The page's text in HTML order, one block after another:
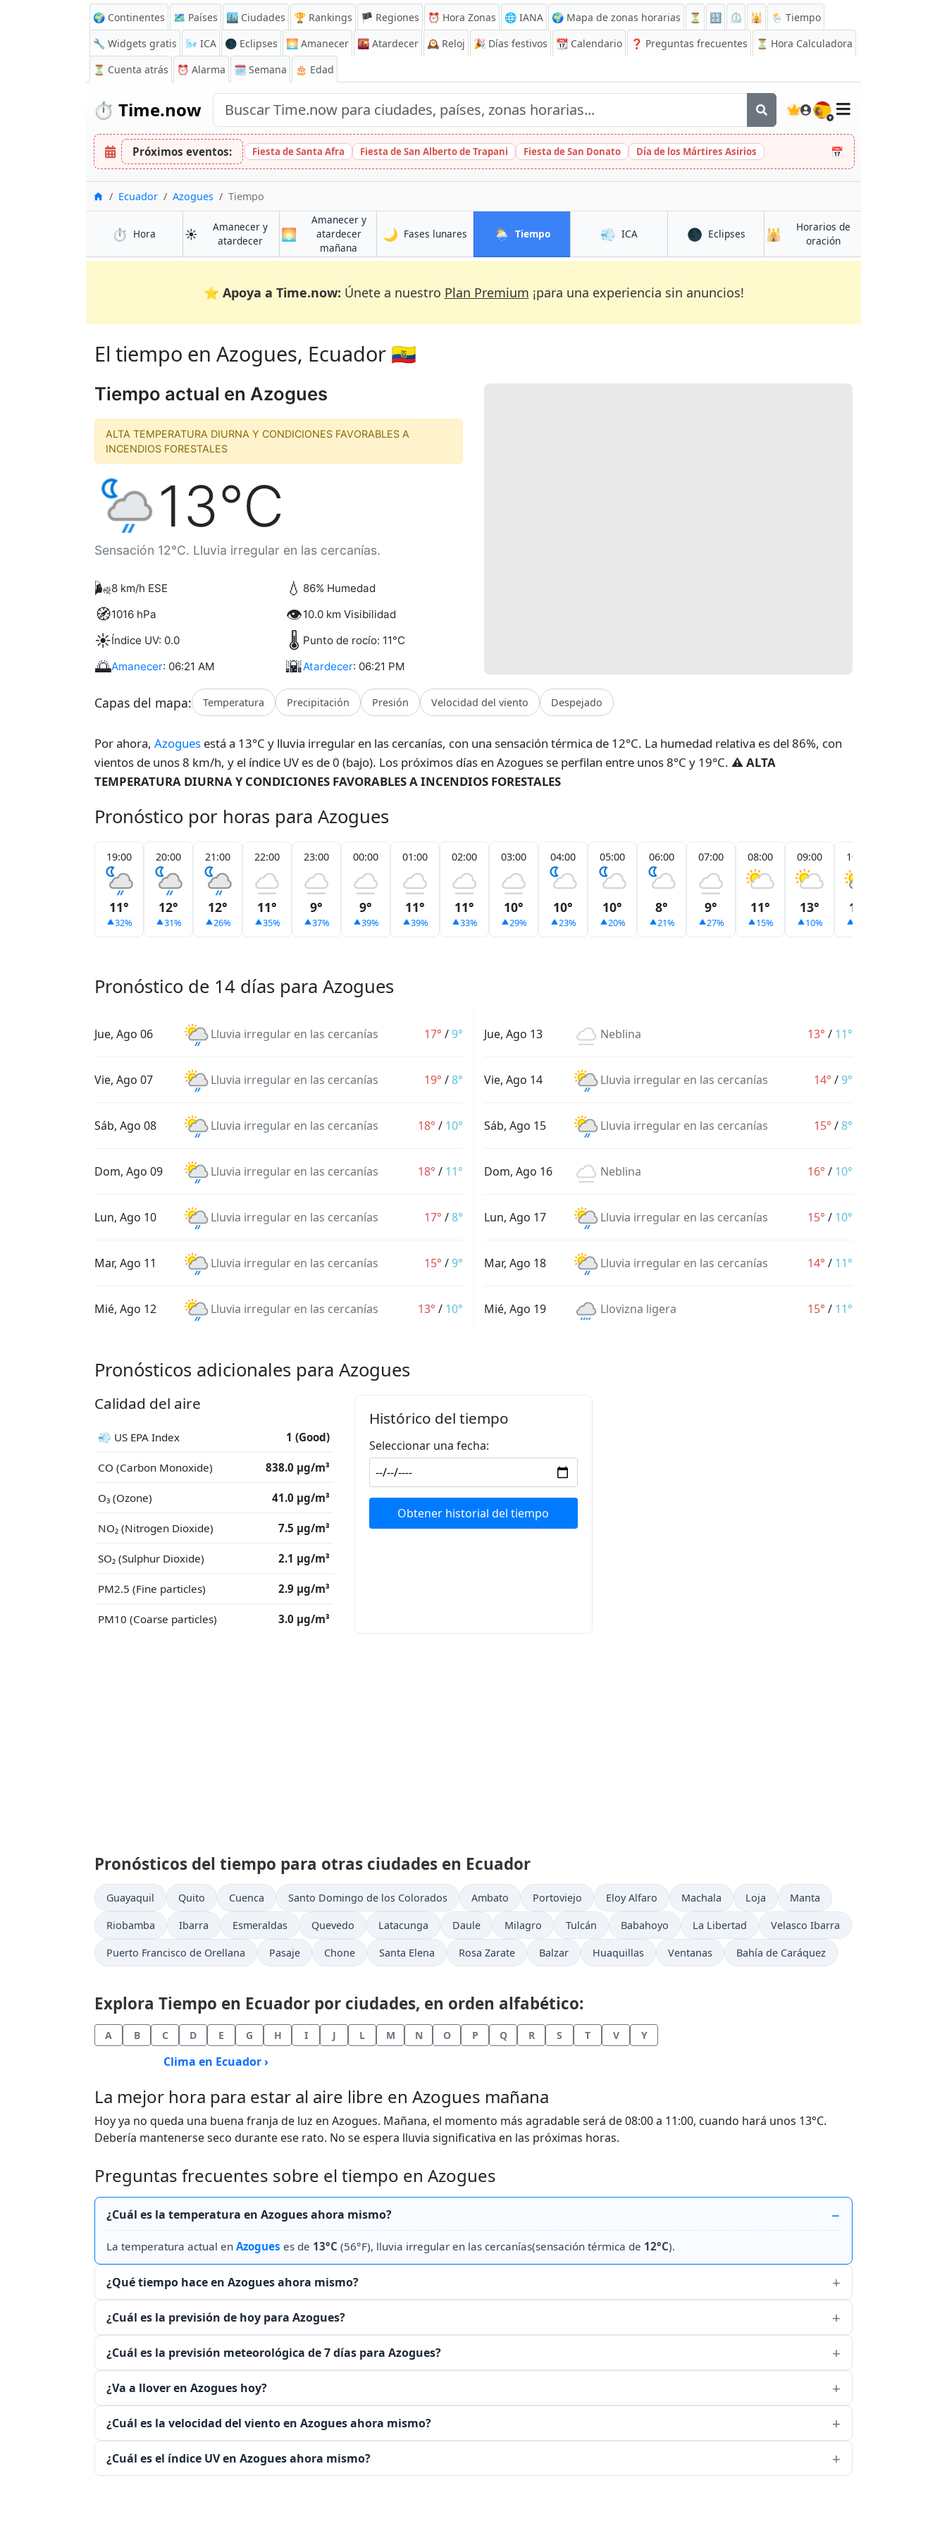
🌍 Continentes 🗺️ Países 🏙️ Ciudades 🏆 Rankings 🏴 Regiones ⏰ Hora Zonas 🌐 IANA 🌍 Mapa de zonas horarias ⏳ 🔡 ⏲️ 🕌
🌦️ Tiempo
🔧 Widgets gratis
🌬️ ICA 🌑 Eclipses 🌅 Amanecer 🌇 Atardecer 🕰️ Reloj 🎉 Días festivos 📆 Calendario ❓ Preguntas frecuentes
⏳ Hora Calculadora
⏳ Cuenta atrás ⏰ Alarma 🗓️ Semana 🎂 Edad
⏱️ Time.now 🇪🇸
Próximos eventos: Fiesta de Santa Afra Fiesta de San Alberto de Trapani Fiesta de San Donato Día de los Mártires Asirios 📅
InicioEcuador Azogues Tiempo
⏱️ Hora en Azogues
☀️
Amanecer y
atardeceren Azogues
🌅
Amanecer y
atardecer
mañana
🌙 Fases lunares en Azogues
🌦️ Tiempoen Azogues💨 ICAen Azogues🌑 Eclipsesen Azogues
🕌
Horarios de
oraciónen Azogues
⭐ Apoya a Time.now: Únete a nuestro Plan Premium ¡para una experiencia sin anuncios!
El tiempo en Azogues, Ecuador 🇪🇨
Tiempo actual en Azogues
ALTA TEMPERATURA DIURNA Y CONDICIONES FAVORABLES A
INCENDIOS FORESTALES
13°C
Sensación 12°C. Lluvia irregular en las cercanías.
🌬️8 km/h ESE 💧 86% Humedad
🧭1016 hPa 👁️10.0 km Visibilidad
☀️Índice UV: 0.0 🌡️ Punto de rocío: 11°C
🌅Amanecer: 06:21 AM 🌇Atardecer: 06:21 PM
Capas del mapa: Temperatura Precipitación Presión Velocidad del viento Despejado
Por ahora, Azogues está a 13°C y lluvia irregular en las cercanías, con una sensación térmica de 12°C. La humedad relativa es del 86%, con
vientos de unos 8 km/h, y el índice UV es de 0 (bajo). Los próximos días en Azogues se perfilan entre unos 8°C y 19°C. ⚠️ ALTA
TEMPERATURA DIURNA Y CONDICIONES FAVORABLES A INCENDIOS FORESTALES
Pronóstico por horas para Azogues
19:00
11°
32%
20:00
12°
31%
21:00
12°
26%
22:00
11°
35%
23:00
9°
37%
00:00
9°
39%
01:00
11°
39%
02:00
11°
33%
03:00
10°
29%
04:00
10°
23%
05:00
10°
20%
06:00
8°
21%
07:00
9°
27%
08:00
11°
15%
09:00
13°
10%
10:00
15°
Pronóstico de 14 días para Azogues
Jue, Ago 06 Lluvia irregular en las cercanías 17° /9°
Vie, Ago 07 Lluvia irregular en las cercanías 19° /8°
Sáb, Ago 08 Lluvia irregular en las cercanías 18° / 10°
Dom, Ago 09 Lluvia irregular en las cercanías 18° / 11°
Lun, Ago 10 Lluvia irregular en las cercanías 17° /8°
Mar, Ago 11 Lluvia irregular en las cercanías 15° /9°
Mié, Ago 12 Lluvia irregular en las cercanías 13° / 10°
Jue, Ago 13 Neblina 13° / 11°
Vie, Ago 14 Lluvia irregular en las cercanías 14° /9°
Sáb, Ago 15 Lluvia irregular en las cercanías 15° /8°
Dom, Ago 16 Neblina 16° / 10°
Lun, Ago 17 Lluvia irregular en las cercanías 15° / 10°
Mar, Ago 18 Lluvia irregular en las cercanías 14° / 11°
Mié, Ago 19 Llovizna ligera 15° / 11°
Pronósticos adicionales para Azogues
Calidad del aire
💨 US EPA Index 1 (Good)
CO (Carbon Monoxide) 838.0 μg/m³
O₃ (Ozone) 41.0 μg/m³
NO₂ (Nitrogen Dioxide) 7.5 μg/m³
SO₂ (Sulphur Dioxide) 2.1 μg/m³
PM2.5 (Fine particles) 2.9 μg/m³
PM10 (Coarse particles) 3.0 μg/m³
Histórico del tiempo
Seleccionar una fecha:
Obtener historial del tiempo
Pronósticos del tiempo para otras ciudades en Ecuador
Guayaquil Quito Cuenca Santo Domingo de los Colorados Ambato Portoviejo Eloy Alfaro Machala Loja Manta
Riobamba Ibarra Esmeraldas Quevedo Latacunga Daule Milagro Tulcán Babahoyo La Libertad Velasco Ibarra
Puerto Francisco de Orellana Pasaje Chone Santa Elena Rosa Zarate Balzar Huaquillas Ventanas Bahía de Caráquez
Explora Tiempo en Ecuador por ciudades, en orden alfabético:
A B C D E G H I J L M N O P Q R S T V Y
Clima en Ecuador ›
La mejor hora para estar al aire libre en Azogues mañana
Hoy ya no queda una buena franja de luz en Azogues. Mañana, el momento más agradable será de 08:00 a 11:00, cuando hará unos 13°C.
Debería mantenerse seco durante ese rato. No se espera lluvia significativa en las próximas horas.
Preguntas frecuentes sobre el tiempo en Azogues
¿Cuál es la temperatura en Azogues ahora mismo?
La temperatura actual en Azogues es de 13°C (56°F), lluvia irregular en las cercanías(sensación térmica de 12°C).
¿Qué tiempo hace en Azogues ahora mismo?
¿Cuál es la previsión de hoy para Azogues?
¿Cuál es la previsión meteorológica de 7 días para Azogues?
¿Va a llover en Azogues hoy?
¿Cuál es la velocidad del viento en Azogues ahora mismo?
¿Cuál es el índice UV en Azogues ahora mismo?